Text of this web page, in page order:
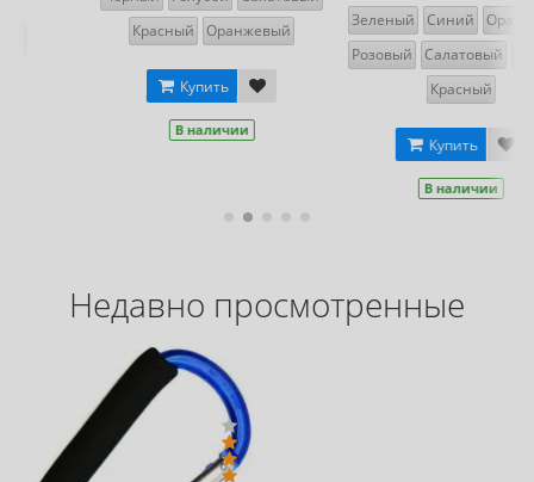
Зеленый Синий Оранжевый
Красный
Купить
Купить
В наличии
Недавно просмотренные